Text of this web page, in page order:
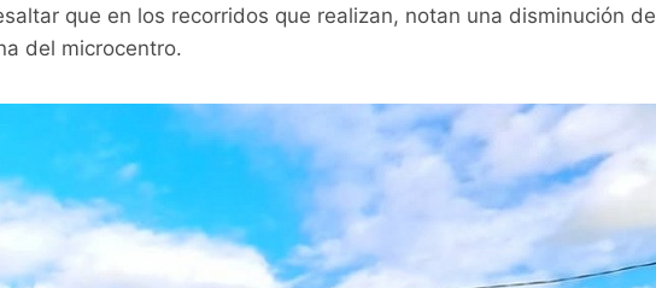
que en los recorridos que realizan, notan una disminución de
del microcentro.